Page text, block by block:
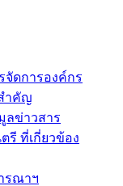
จัดการองค์กร
ำคัญ
ลข่าวสาร
รี ที่เกี่ยวข้อง
รณาฯ